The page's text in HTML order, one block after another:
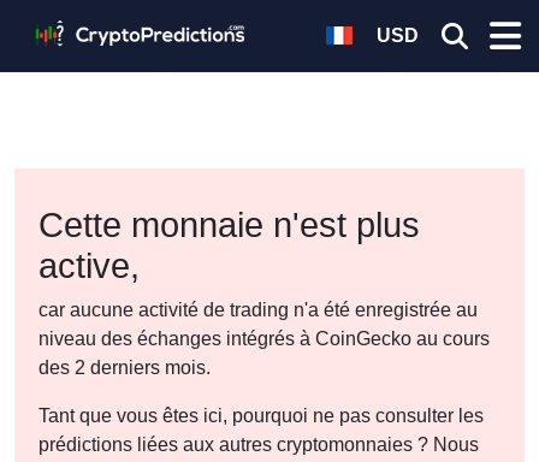
USD
Cette monnaie n'est plus
active,
car aucune activité de trading n'a été enregistrée au
niveau des échanges intégrés à CoinGecko au cours
des 2 derniers mois.
Tant que vous êtes ici, pourquoi ne pas consulter les
prédictions liées aux autres cryptomonnaies ? Nous